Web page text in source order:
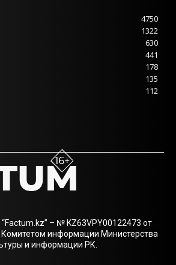
4750
1322
630
441
178
135
112
– № KZ63VPY00122473 от
информации Министерства
и информации РК.